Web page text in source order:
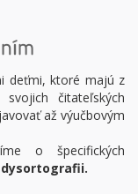
deťmi, ktoré majú z
čitateľských
až výučbovým
o špecifických